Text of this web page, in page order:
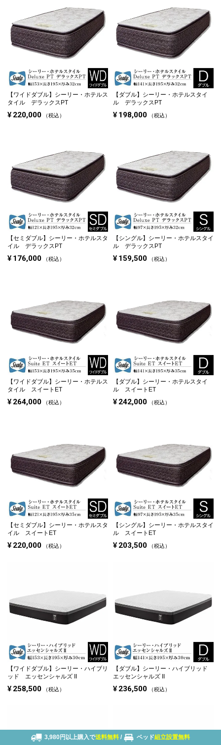
【ワイドダブル】 シーリー・ホテルス
タイル デラックスPT
¥ 220,000 税込
【ダブル】 シーリー・ホテルスタイ
ル デラックスPT
¥ 198,000 税込
【セミダブル】 シーリー・ホテルスタ
イル デラックスPT
¥ 176,000 税込
【シングル】 シーリー・ホテルスタイ
ル デラックスPT
¥ 159,500 税込
【ワイドダブル】 シーリー・ホテルス
タイル スイートET
¥ 264,000 税込
【ダブル】 シーリー・ホテルスタイ
ル スイートET
¥ 242,000 税込
【セミダブル】 シーリー・ホテルスタ
イル スイートET
¥ 220,000 税込
【シングル】 シーリー・ホテルスタイ
ル スイートET
¥ 203,500 税込
【ワイドダブル】 シーリー・ハイブリ
ッド エッセンシャルズ II
¥ 258,500 税込
【ダブル】 シーリー・ハイブリッド
エッセンシャルズ II
¥ 236,500 税込
3,980円以上購入で送料無料 / ベッド組立設置無料